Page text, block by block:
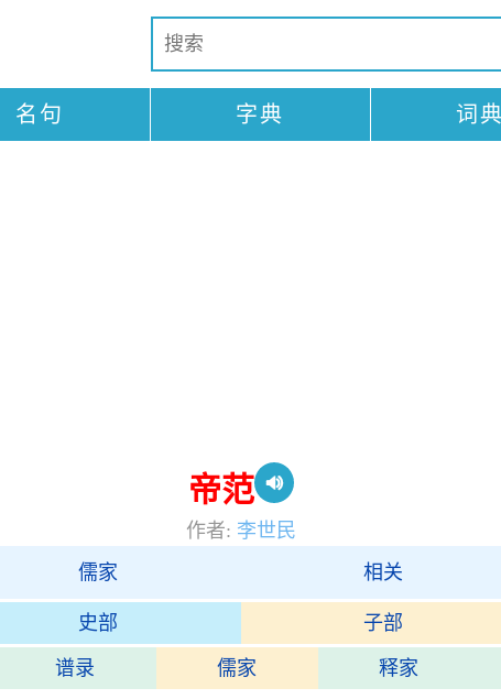
名句 字典 词典
帝范
作者: 李世民
儒家 相关
史部 子部
谱录 儒家 释家